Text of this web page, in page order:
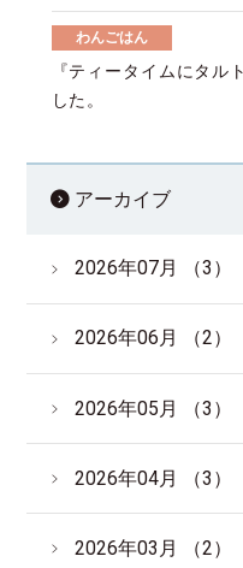
お客様窓口・Q＆A
会社情報
採用情報
サイトマップ
わんごはん
『ティータイムにタル
した。
アーカイブ
2026年07月 （3）
2026年06月 （2）
2026年05月 （3）
2026年04月 （3）
2026年03月 （2）